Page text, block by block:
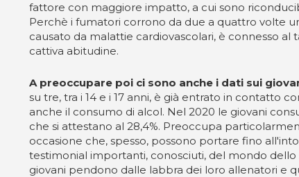
fattore con maggiore impatto, a cui sono
Perchè i fumatori corrono da due a quattro volte
causato da malattie cardiovascolari, è connesso
cattiva abitudine.
A preoccupare poi ci sono anche i dati sui
su tre, tra i 14 e i 17 anni, è già entrato in contatto
anche il consumo di alcol. Nel 2020 le giovani
che si attestano al 28,4%. Preoccupa
occasione che, spesso, possono portare fino
testimonial importanti, conosciuti, del mondo
giovani pendono dalle labbra dei loro allenatori e